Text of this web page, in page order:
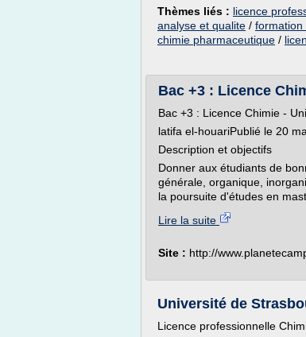
Thèmes liés : licence
analyse et qualite / formation
chimie pharmaceutique /
Bac +3 : Licence
Bac +3 : Licence Chimie -
latifa el-houariPublié le 20
Description et objectifs
Donner aux étudiants de
générale, organique,
la poursuite d'études en
Lire la suite
Site : http://
Université de
Licence professionnelle